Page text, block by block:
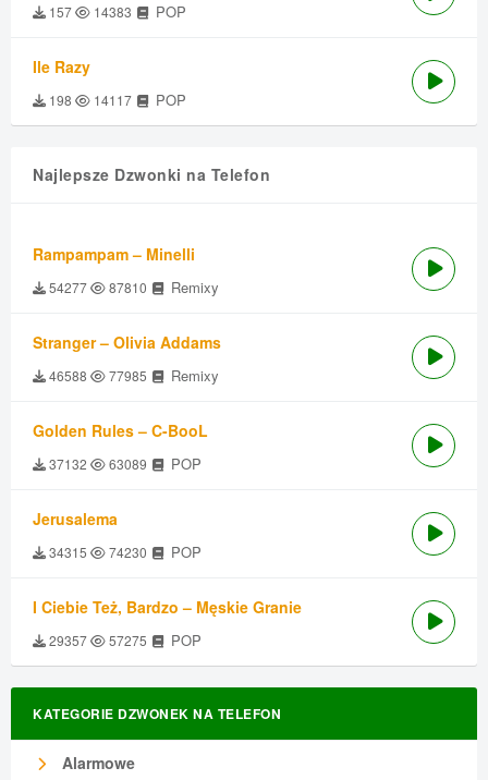
157 14383 POP
Ile Razy
198 14117 POP
Najlepsze Dzwonki na Telefon
Rampampam – Minelli
54277 87810 Remixy
Stranger – Olivia Addams
46588 77985 Remixy
Golden Rules – C-BooL
37132 63089 POP
Jerusalema
34315 74230 POP
I Ciebie Też, Bardzo – Męskie Granie
29357 57275 POP
KATEGORIE DZWONEK NA TELEFON
Alarmowe